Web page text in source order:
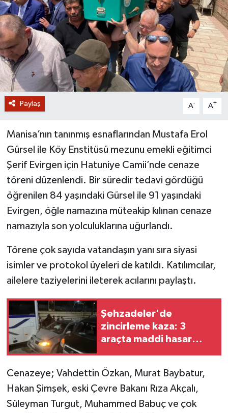
Paylaş A- A+
Manisa’nın tanınmış esnaflarından Mustafa Erol
Gürsel ile Köy Enstitüsü mezunu emekli eğitimci
Şerif Evirgen için Hatuniye Camii’nde cenaze
töreni düzenlendi. Bir süredir tedavi gördüğü
öğrenilen 84 yaşındaki Gürsel ile 91 yaşındaki
Evirgen, öğle namazına müteakip kılınan cenaze
namazıyla son yolculuklarına uğurlandı.
Törene çok sayıda vatandaşın yanı sıra siyasi
isimler ve protokol üyeleri de katıldı. Katılımcılar,
ailelere taziyelerini ileterek acılarını paylaştı.
Şehzadeler'de
zincirleme kaza: 3
araçta maddi hasar
Cenazeye; Vahdettin Özkan, Murat Baybatur,
Hakan Şimşek, eski Çevre Bakanı Rıza Akçalı,
Süleyman Turgut, Muhammed Babuç ve çok